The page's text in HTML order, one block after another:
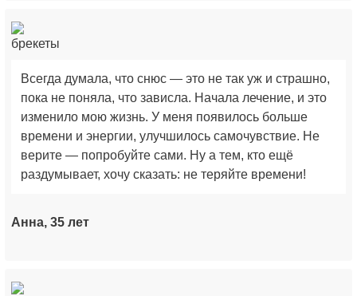
Всегда думала, что снюс — это не так уж и страшно,
пока не поняла, что зависла. Начала лечение, и это
изменило мою жизнь. У меня появилось больше
времени и энергии, улучшилось самочувствие. Не
верите — попробуйте сами. Ну а тем, кто ещё
раздумывает, хочу сказать: не теряйте времени!
Анна, 35 лет